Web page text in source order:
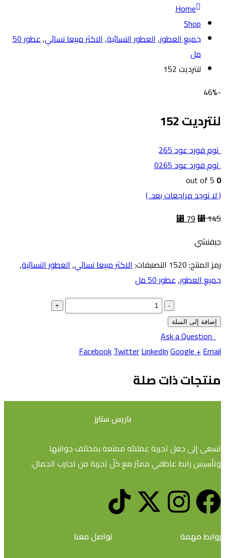
Home
Shop
جميع العطور,العطور النسائية,الاكثر مبيعا نسائي,
عطور 50
مل
لنترديت 152
-46%
لنترديت 152
توم فورد عود 265
توم فورد عود 0265
0
( لا توجد مراجعات بعد. )
⃁145
⃁79
جيفنشي
رمز المنتج:1520 التصنيفات:الاكثر مبيعا نسائي,العطور النسائية,
جميع العطور,عطور 50 مل
-
+
إضافة إلى السلة
Ask a Question
FacebookTwitterLinkedInGoogle +Email
منتجات ذات صلة
باريس ستارز
تسعى إلى جعل تجربة عملائه ممتعة بمختلف جوانبها
وتأسيس رابط عاطفي مميّز مع كلّ تجربة من تجارب الجمال.
روابط مهمة تواصل معنا